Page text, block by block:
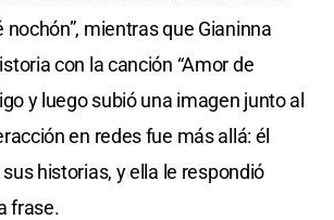
nochón”, mientras que Gianinna
con la canción “Amor de
y luego subió una imagen junto al
en redes fue más allá: él
historias, y ella le respondió
frase.